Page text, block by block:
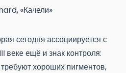
сегодня ассоциируется с
веке ещё и знак контроля:
хороших пигментов,